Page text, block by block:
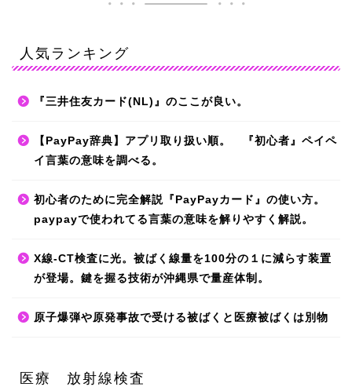
人気ランキング
『三井住友カード(NL)』のここが良い。
【PayPay辞典】アプリ取り扱い順。 『初心者』ペイペ
イ言葉の意味を調べる。
初心者のために完全解説『PayPayカード』の使い方。
paypayで使われてる言葉の意味を解りやすく解説。
X線-CT検査に光。被ばく線量を100分の１に減らす装置
が登場。鍵を握る技術が沖縄県で量産体制。
原子爆弾や原発事故で受ける被ばくと医療被ばくは別物
医療 放射線検査